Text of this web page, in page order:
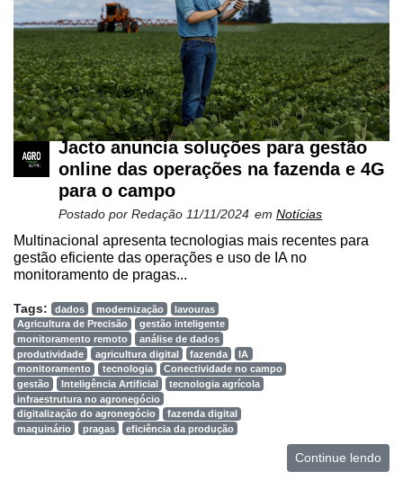
Jacto anuncia soluções para gestão
online das operações na fazenda e 4G
para o campo
Postado por Redação 11/11/2024 em Notícias
Multinacional apresenta tecnologias mais recentes para
gestão eficiente das operações e uso de IA no
monitoramento de pragas...
Tags: dados modernização
lavouras
Agricultura de Precisão
gestão inteligente
monitoramento remoto
análise de dados
produtividade
agricultura digital fazenda
IA
monitoramento
tecnologia
Conectividade no campo
gestão
Inteligência Artificial
tecnologia agrícola
infraestrutura no agronegócio
digitalização do agronegócio
fazenda digital
maquinário
pragas eficiência da produção
Continue lendo